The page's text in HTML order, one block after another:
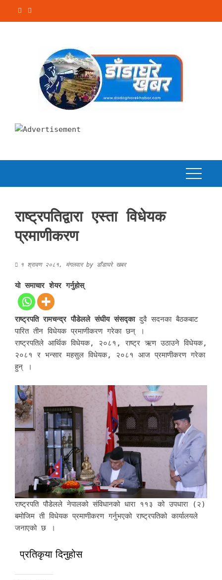
राष्ट्रपतिद्वारा एस्ता विधेयक
प्रमाणीकरण
१ श्रावण २०८१, मंगलवारby डाँडाघरे खबर
यो समाचार शेयर गर्नुहोस्
राष्ट्रपति रामचन्द्र पौडेलले संघीय संसद्कादुवै सदनका बैठकबाट
पारित तीन विधेयक प्रमाणीकरण गरेका छन् ।
राष्ट्रपतिले आर्थिक विधेयक, २०८१, राष्ट्र ऋण उठाउने विधेयक,
२०८१ र भन्सार महसुल विधेयक, २०८१ आज प्रमाणीकरण गरेका
हुन् ।
राष्ट्रपति पौडेलले नेपालको संविधानको धारा ११३ को उपधारा (२)
बमोजिम ती विधेयक प्रमाणीकरण गर्नुभएको राष्ट्रपतिको कार्यालयले
जनाएको छ ।
प्रतिकृया दिनुहोस